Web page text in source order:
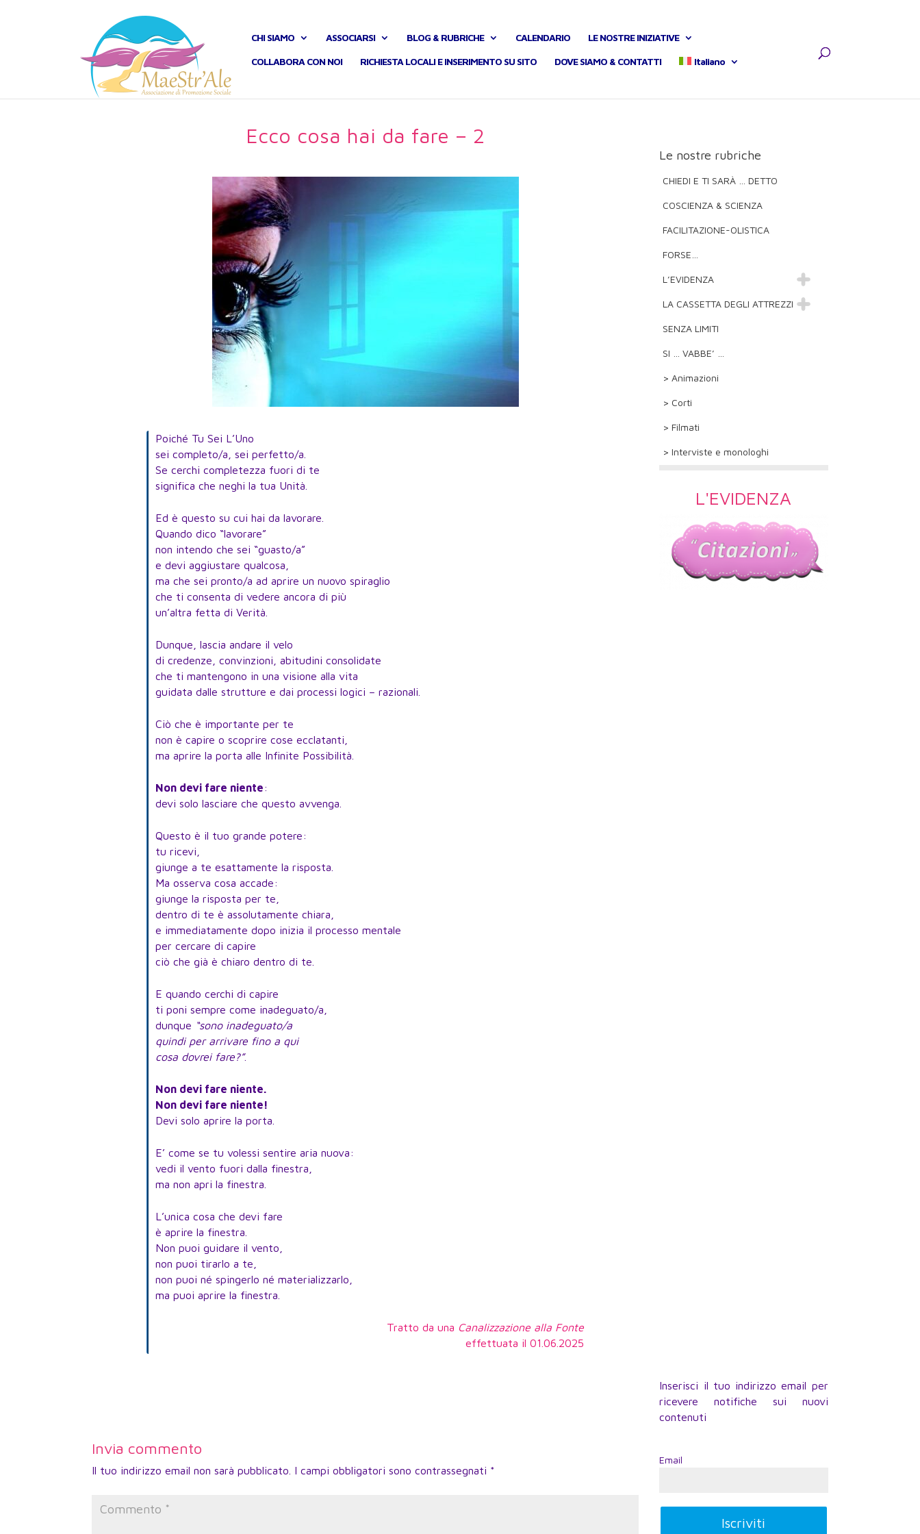
CHI SIAMO ASSOCIARSI BLOG & RUBRICHE CALENDARIO LE NOSTRE INIZIATIVE
COLLABORA CON NOI RICHIESTA LOCALI E INSERIMENTO SU SITO DOVE SIAMO & CONTATTI Italiano
Ecco cosa hai da fare – 2
Poiché Tu Sei L’Uno
sei completo/a, sei perfetto/a.
Se cerchi completezza fuori di te
significa che neghi la tua Unità.
Ed è questo su cui hai da lavorare.
Quando dico “lavorare”
non intendo che sei “guasto/a”
e devi aggiustare qualcosa,
ma che sei pronto/a ad aprire un nuovo spiraglio
che ti consenta di vedere ancora di più
un’altra fetta di Verità.
Dunque, lascia andare il velo
di credenze, convinzioni, abitudini consolidate
che ti mantengono in una visione alla vita
guidata dalle strutture e dai processi logici – razionali.
Ciò che è importante per te
non è capire o scoprire cose ecclatanti,
ma aprire la porta alle Infinite Possibilità.
Non devi fare niente:
devi solo lasciare che questo avvenga.
Questo è il tuo grande potere:
tu ricevi,
giunge a te esattamente la risposta.
Ma osserva cosa accade:
giunge la risposta per te,
dentro di te è assolutamente chiara,
e immediatamente dopo inizia il processo mentale
per cercare di capire
ciò che già è chiaro dentro di te.
E quando cerchi di capire
ti poni sempre come inadeguato/a,
dunque “sono inadeguato/a
quindi per arrivare fino a qui
cosa dovrei fare?”.
Non devi fare niente.
Non devi fare niente!
Devi solo aprire la porta.
E’ come se tu volessi sentire aria nuova:
vedi il vento fuori dalla finestra,
ma non apri la finestra.
L’unica cosa che devi fare
è aprire la finestra.
Non puoi guidare il vento,
non puoi tirarlo a te,
non puoi né spingerlo né materializzarlo,
ma puoi aprire la finestra.
Tratto da una Canalizzazione alla Fonte
effettuata il 01.06.2025
Le nostre rubriche
CHIEDI E TI SARÀ … DETTO
COSCIENZA & SCIENZA
FACILITAZIONE-OLISTICA
FORSE…
L’EVIDENZA
LA CASSETTA DEGLI ATTREZZI
SENZA LIMITI
SI … VABBE’ …
> Animazioni
> Corti
> Filmati
> Interviste e monologhi
L'EVIDENZA
Invia commento
Il tuo indirizzo email non sarà pubblicato. I campi obbligatori sono contrassegnati *
Inserisci il tuo indirizzo email per
ricevere notifiche sui nuovi
contenuti
Email